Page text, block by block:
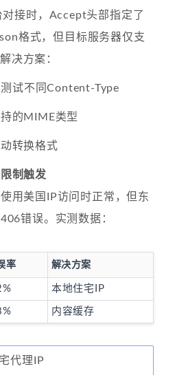
对接时，Accept头部指定了
格式，但目标服务器仅支
决方案：
试不同Content-Type
的MIME类型
转换格式
制触发
用美国IP访问时正常，但东
错误。实测数据：
率 解决方案
本地住宅IP
内容缓存
代理IP